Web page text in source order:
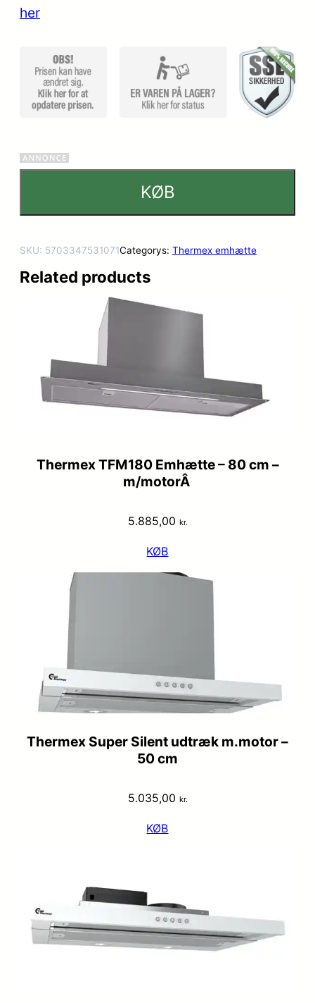
kundebed
her
KØB
SKU: 5703347531071Categorys: Thermex emhætte
Related products
Thermex TFM180 Emhætte – 80 cm –
m/motorÂ
5.885,00 kr.
KØB
Thermex Super Silent udtræk m.motor –
50 cm
5.035,00 kr.
KØB